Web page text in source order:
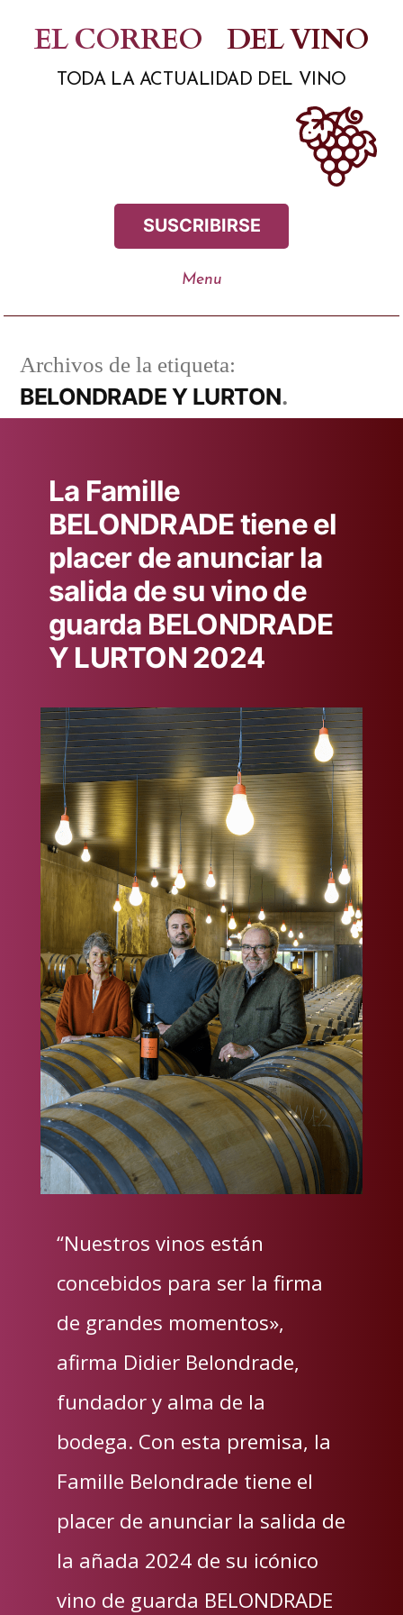
contenido
EL CORREO DEL VINO
TODA LA ACTUALIDAD DEL VINO
SUSCRIBIRSE
Archivos de la etiqueta:
BELONDRADE Y LURTON
La Famille
BELONDRADE tiene el
placer de anunciar la
salida de su vino de
guarda BELONDRADE
Y LURTON 2024
“Nuestros vinos están
concebidos para ser la firma
de grandes momentos»,
afirma Didier Belondrade,
fundador y alma de la
bodega. Con esta premisa, la
Famille Belondrade tiene el
placer de anunciar la salida de
la añada 2024 de su icónico
vino de guarda BELONDRADE